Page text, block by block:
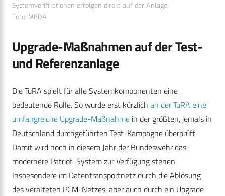
Systemverifikationen erfolgen direkt auf der Anlage.
Foto: MBDA
Upgrade-Maßnahmen auf der Test-
und Referenzanlage
Die TuRA spielt für alle Systemkomponenten eine
bedeutende Rolle. So wurde erst kürzlich an der TuRA eine
umfangreiche Upgrade-Maßnahme in der größten, jemals in
Deutschland durchgeführten Test-Kampagne überprüft.
Damit wird noch in diesem Jahr der Bundeswehr das
modernere Patriot-System zur Verfügung stehen.
Insbesondere im Datentransportnetz durch die Ablösung
des veralteten PCM-Netzes, aber auch durch ein Upgrade